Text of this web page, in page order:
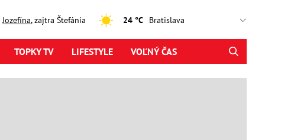
Jozefína, zajtra Štefánia 24 °C
TOPKY TV LIFESTYLE VOĽNÝ ČAS